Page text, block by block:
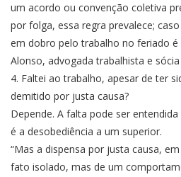
um acordo ou convenção coletiva
por folga, essa regra prevalece;
em dobro pelo trabalho no feriado é
Alonso, advogada trabalhista e
4. Faltei ao trabalho, apesar de ter
demitido por justa causa?
Depende. A falta pode ser
é a desobediência a um superior.
“Mas a dispensa por justa causa,
fato isolado, mas de um